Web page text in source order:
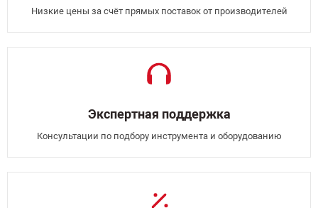
Низкие цены за счёт прямых поставок от производителей
Экспертная поддержка
Консультации по подбору инструмента и оборудованию